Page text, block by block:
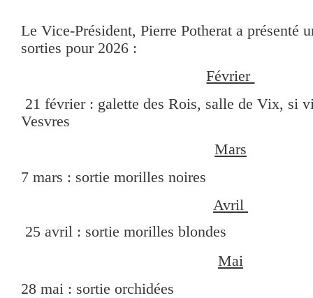
Le Vice-Président, Pierre Potherat a présenté
sorties pour 2026 :
Février
21 février : galette des Rois, salle de Vix, si
Vesvres
Mars
7 mars : sortie morilles noires
Avril
25 avril : sortie morilles blondes
Mai
28 mai : sortie orchidées